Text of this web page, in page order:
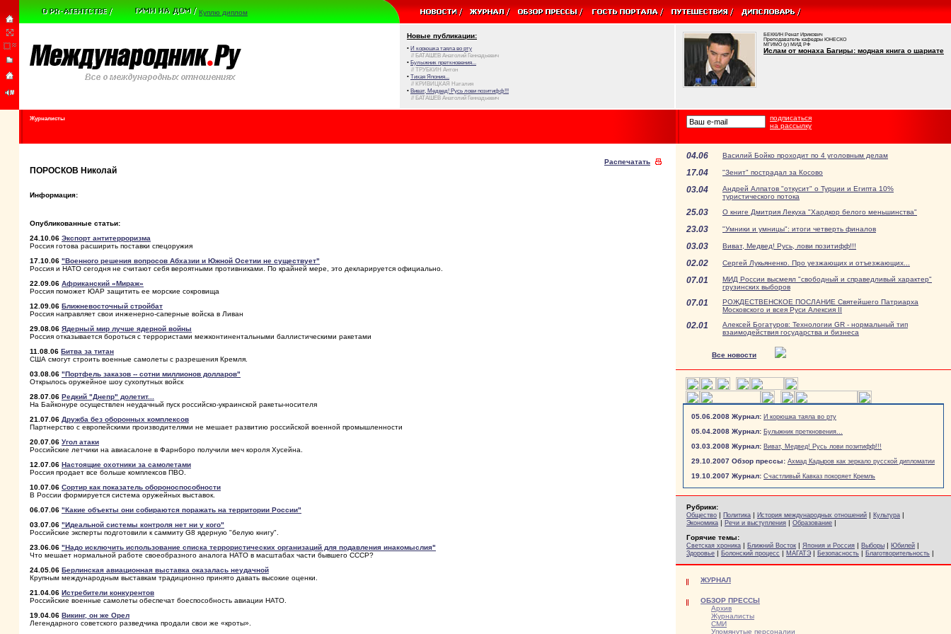
Куплю диплом
Новые публикации:
• И корюшка таяла во рту
// БАТАШЕВ Анатолий Геннадьевич
• Булыжник преткновения...
// ТРУБКИН Антон
• Тихая Япония...
// КРИВИЦКАЯ Наталия
• Виват, Медвед! Русь лови позитифф!!!
// БАТАШЕВ Анатолий Геннадьевич
БЕККИН Ренат Ирикович
Преподаватель кафедры ЮНЕСКО
МГИМО (у) МИД РФ
Ислам от монаха Багиры: модная книга о шариате
Журналисты
подписаться
на рассылку
Распечатать
ПОРОСКОВ Николай
Информация:
Опубликованные статьи:
24.10.06 Экспорт антитерроризма
Россия готова расширить поставки спецоружия
17.10.06 "Военного решения вопросов Абхазии и Южной Осетии не существует"
Россия и НАТО сегодня не считают себя вероятными противниками. По крайней мере, это декларируется официально.
22.09.06 Африканский «Мираж»
Россия поможет ЮАР защитить ее морские сокровища
12.09.06 Ближневосточный стройбат
Россия направляет свои инженерно-саперные войска в Ливан
29.08.06 Ядерный мир лучше ядерной войны
Россия отказывается бороться с террористами межконтинентальными баллистическими ракетами
11.08.06 Битва за титан
США смогут строить военные самолеты с разрешения Кремля.
03.08.06 "Портфель заказов -- сотни миллионов долларов"
Открылось оружейное шоу сухопутных войск
28.07.06 Редкий "Днепр" долетит...
На Байконуре осуществлен неудачный пуск российско-украинской ракеты-носителя
21.07.06 Дружба без оборонных комплексов
Партнерство с европейскими производителями не мешает развитию российской военной промышленности
20.07.06 Угол атаки
Российские летчики на авиасалоне в Фарнборо получили меч короля Хусейна.
12.07.06 Настоящие охотники за самолетами
Россия продает все больше комплексов ПВО.
10.07.06 Сортир как показатель обороноспособности
В России формируется система оружейных выставок.
06.07.06 "Какие объекты они собираются поражать на территории России"
03.07.06 "Идеальной системы контроля нет ни у кого"
Российские эксперты подготовили к саммиту G8 ядерную "белую книгу".
23.06.06 "Надо исключить использование списка террористических организаций для подавления инакомыслия"
Что мешает нормальной работе своеобразного аналога НАТО в масштабах части бывшего СССР?
24.05.06 Берлинская авиационная выставка оказалась неудачной
Крупным международным выставкам традиционно принято давать высокие оценки.
21.04.06 Истребители конкурентов
Российские военные самолеты обеспечат боеспособность авиации НАТО.
19.04.06 Викинг, он же Орел
Легендарного советского разведчика продали свои же «кроты».
04.06 Василий Бойко проходит по 4 уголовным делам
17.04 "Зенит" пострадал за Косово
03.04
Андрей Алпатов "откусит" о Турции и Египта 10%
туристического потока
25.03 О книге Дмитрия Лекуха "Хардкор белого меньшинства"
23.03 "Умники и умницы": итоги четверть финалов
03.03 Виват, Медвед! Русь, лови позитифф!!!
02.02 Сергей Лукьяненко. Про уезжающих и отъезжающих...
07.01
МИД России высмеял "свободный и справедливый характер"
грузинских выборов
07.01
РОЖДЕСТВЕНСКОЕ ПОСЛАНИЕ Святейшего Патриарха
Московского и всея Руси Алексия II
02.01
Алексей Богатуров: Технологии GR - нормальный тип
взаимодействия государства и бизнеса
Все новости
05.06.2008 Журнал: И корюшка таяла во рту
05.04.2008 Журнал: Булыжник преткновения...
03.03.2008 Журнал: Виват, Медвед! Русь лови позитифф!!!
29.10.2007 Обзор прессы: Ахмад Кадыров как зеркало русской дипломатии
19.10.2007 Журнал: Счастливый Кавказ покоряет Кремль
Рубрики:
Общество | Политика | История международных отношений | Культура |
Экономика | Речи и выступления | Образование |
Горячие темы:
Светская хроника | Ближний Восток | Япония и Россия | Выборы | Юбилей |
Здоровье | Болонский процесс | МАГАТЭ | Безопасность | Благотворительность |
ЖУРНАЛ
ОБЗОР ПРЕССЫ
Архив
Журналисты
СМИ
Упомянутые персоналии